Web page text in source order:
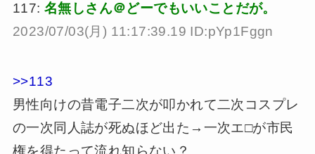
117: 名無しさん＠どーでもいいことだが。
2023/07/03(月) 11:17:39.19 ID:pYp1Fggn
>>113
男性向けの昔電子二次が叩かれて二次コスプレ
の一次同人誌が死ぬほど出た→一次エ□が市民
権を得たって流れ知らない？